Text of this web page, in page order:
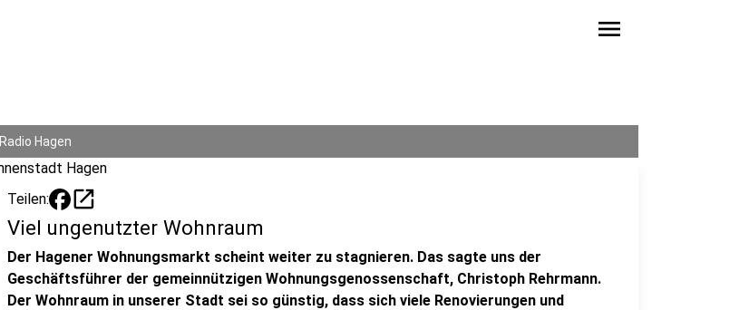
menu
Radio Hagen
Teilen: open_in_new
Viel ungenutzter Wohnraum
Der Hagener Wohnungsmarkt scheint weiter zu stagnieren. Das sagte uns der
Geschäftsführer der gemeinnützigen Wohnungsgenossenschaft, Christoph Rehrmann.
Der Wohnraum in unserer Stadt sei so günstig, dass sich viele Renovierungen und